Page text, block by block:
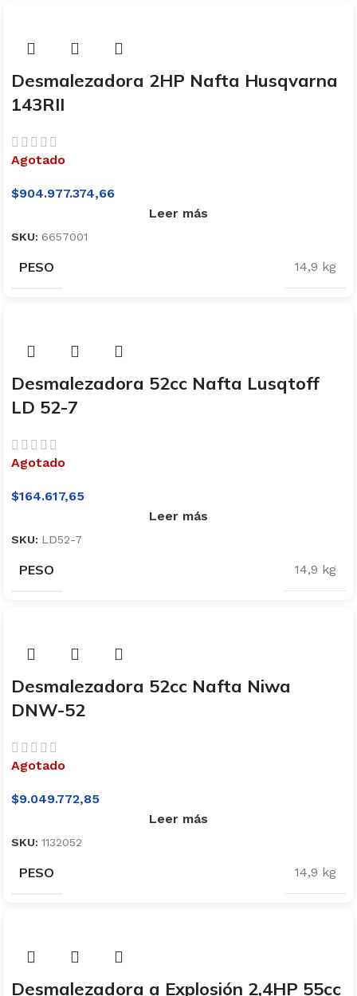
Desmalezadora 2HP Nafta Husqvarna
143RII
Agotado
$904.977.374,66
Leer más
SKU: 6657001
PESO 14,9 kg
Desmalezadora 52cc Nafta Lusqtoff
LD 52-7
Agotado
$164.617,65
Leer más
SKU: LD52-7
PESO 14,9 kg
Desmalezadora 52cc Nafta Niwa
DNW-52
Agotado
$9.049.772,85
Leer más
SKU: 1132052
PESO 14,9 kg
Desmalezadora a Explosión 2,4HP 55cc